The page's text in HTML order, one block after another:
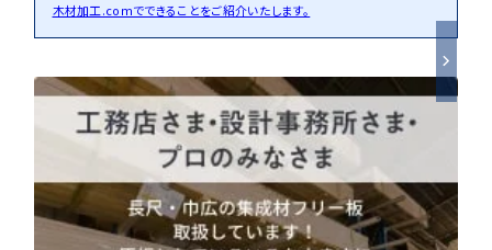
木材加工.comでできることをご紹介いたします。